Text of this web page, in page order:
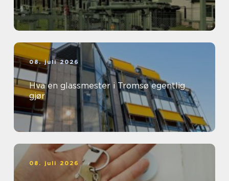
08. juli 2026
Hva en glassmester i Tromsø egentlig
gjør
08. juli 2026